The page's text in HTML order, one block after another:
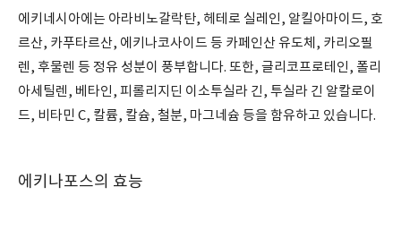
에키네시아에는 아라비노갈락탄, 헤테로 실레인, 알킬아마이드, 호
르산, 카푸타르산, 에키나코사이드 등 카페인산 유도체, 카리오필
렌, 후물렌 등 정유 성분이 풍부합니다. 또한, 글리코프로테인, 폴리
아세틸렌, 베타인, 피롤리지딘 이소투실라 긴, 투실라 긴 알칼로이
드, 비타민 C, 칼륨, 칼슘, 철분, 마그네슘 등을 함유하고 있습니다.
에키나포스의 효능